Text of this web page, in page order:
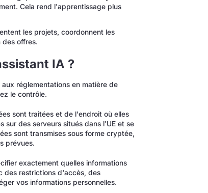
Cela rend l'apprentissage plus
les projets, coordonnent les
des offres.
IA ?
réglementations en matière de
le contrôle.
sont traitées et de l'endroit où elles
sur des serveurs situés dans l'UE et se
sont transmises sous forme cryptée,
prévues.
exactement quelles informations
des restrictions d'accès, des
vos informations personnelles.